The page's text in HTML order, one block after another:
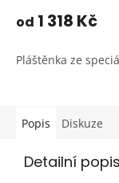
produktu
z
od 1 318 Kč
Pláštěnka ze
Popis Diskuze
Detailní